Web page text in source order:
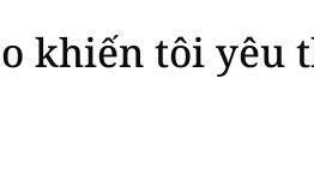
khiến tôi yêu